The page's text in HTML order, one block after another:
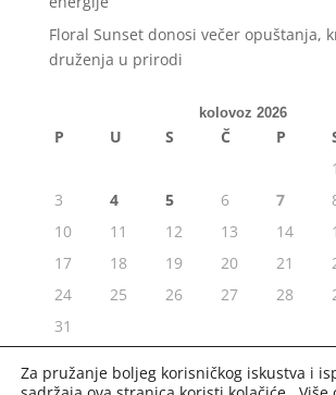
Floral Sunset donosi večer opuštanja,
druženja u prirodi
kolovoz 2026
P U S Č P
1
3
4 5 6 7
10
11 12 13 14
17
18 19 20 21
24
25 26 27 28
31
« srp
Za pružanje boljeg korisničkog iskustva i